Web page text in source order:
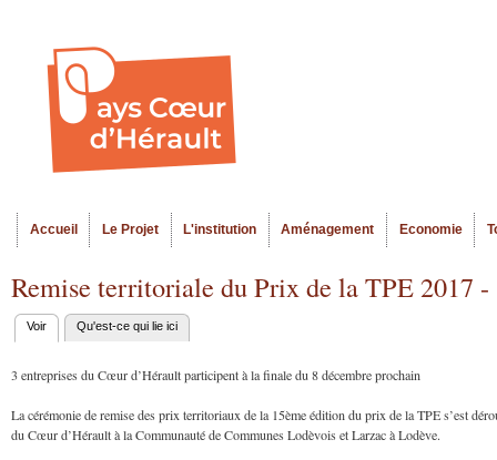
Menu principal
Accueil Le Projet L'institution Aménagement Economie
Remise territoriale du Prix de la TPE 2017
Onglets
principaux
Voir (onglet actif)
Qu'est-ce qui lie ici
3 entreprises du Cœur d’Hérault participent à la finale du 8 décembre prochain
La cérémonie de remise des prix territoriaux de la 15ème édition du prix de la TPE s’est
du Cœur d’Hérault à la Communauté de Communes Lodèvois et Larzac à Lodève.